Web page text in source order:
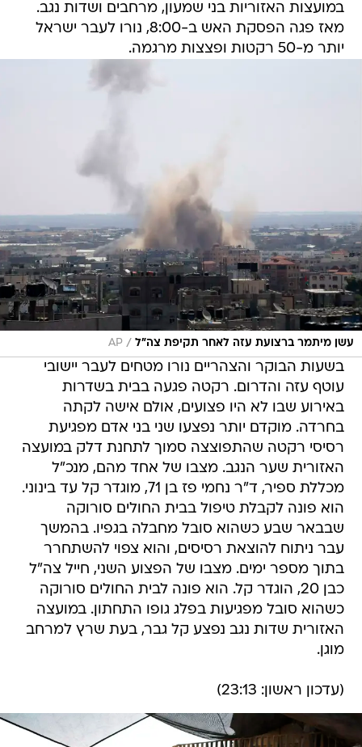
במועצות האזוריות בני שמעון, מרחבים ושדות נגב.
מאז פגה הפסקת האש ב-8:00, נורו לעבר ישראל
יותר מ-50 רקטות ופצצות מרגמה.
עשן מיתמר ברצועת עזה לאחר תקיפת צה"ל /
AP
בשעות הבוקר והצהריים נורו מטחים לעבר יישובי
עוטף עזה והדרום. רקטה פגעה בבית בשדרות
באירוע שבו לא היו פצועים, אולם אישה לקתה
בחרדה. מוקדם יותר נפצעו שני בני אדם מפגיעת
רסיסי רקטה שהתפוצצה סמוך לתחנת דלק במועצה
האזורית שער הנגב. מצבו של אחד מהם, מנכ"ל
מכללת ספיר, ד"ר נחמי פז בן 71, מוגדר קל עד בינוני.
הוא פונה לקבלת טיפול בבית החולים סורוקה
שבבאר שבע כשהוא סובל מחבלה בגפיו. בהמשך
עבר ניתוח להוצאת רסיסים, והוא צפוי להשתחרר
בתוך מספר ימים. מצבו של הפצוע השני, חייל צה"ל
כבן 20, הוגדר קל. הוא פונה לבית החולים סורוקה
כשהוא סובל מפגיעות בפלג גופו התחתון. במועצה
האזורית שדות נגב נפצע קל גבר, בעת שרץ למרחב
מוגן.
(עדכון ראשון: 23:13)